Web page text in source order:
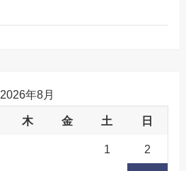
2026年8月
木 金 土 日
1 2